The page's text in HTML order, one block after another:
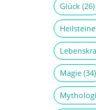
Glück(26)
Heilsteine
Magie(34)